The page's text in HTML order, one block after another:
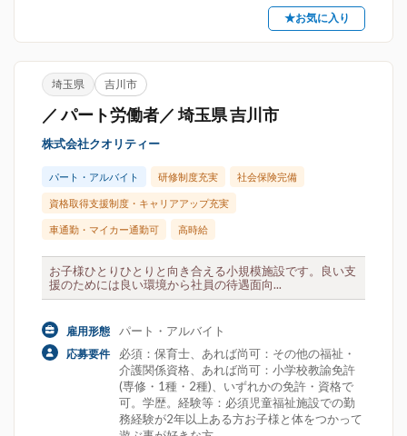
★お気に入り
埼玉県 吉川市
／ パート労働者／ 埼玉県 吉川市
株式会社クオリティー
パート・アルバイト 研修制度充実 社会保険完備
資格取得支援制度・キャリアアップ充実
車通勤・マイカー通勤可 高時給
お子様ひとりひとりと向き合える小規模施設です。良い支
援のためには良い環境から社員の待遇面向...
雇用形態 パート・アルバイト
応募要件
必須：保育士、あれば尚可：その他の福祉・
介護関係資格、あれば尚可：小学校教諭免許
(専修・1種・2種)、いずれかの免許・資格で
可。学歴。経験等：必須児童福祉施設での勤
務経験が2年以上ある方お子様と体をつかって